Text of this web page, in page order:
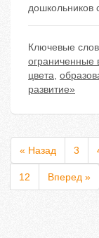
дошкольников
Ключевые
ограниченные
цвета,
развитие»
« Назад 3
12 Вперед »